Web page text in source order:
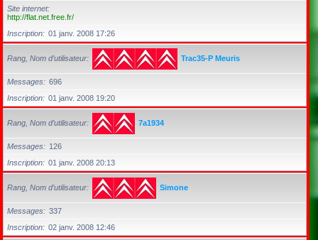
Site internet
http://flat.net.free.fr/
Inscription
01 janv. 2008 17:26
Rang, Nom d’utilisateur Trac35-P Meuris
Messages
696
Inscription
01 janv. 2008 19:20
Rang, Nom d’utilisateur 7a1934
Messages
126
Inscription
01 janv. 2008 20:13
Rang, Nom d’utilisateur Simone
Messages
337
Inscription
02 janv. 2008 12:46